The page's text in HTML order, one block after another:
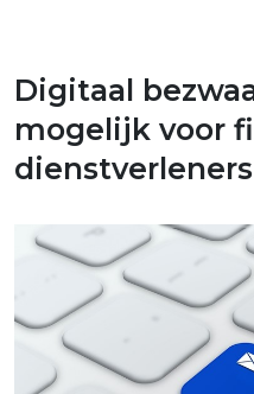
Loon
Xtra
Digitaal
mogelijk voor
dienstverleners